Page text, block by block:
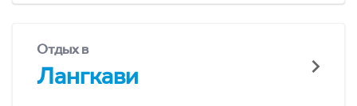
Отдых в
Лангкави